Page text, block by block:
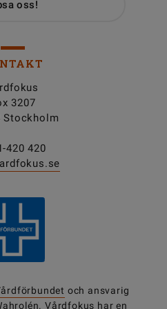
oss!
3207
Stockholm
420 420
och ansvarig
Vårdfokus har en